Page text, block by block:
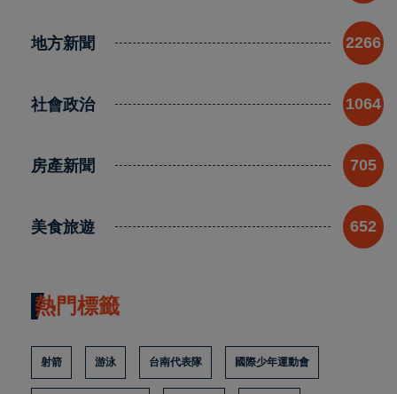
地方新聞 2266
社會政治 1064
房產新聞 705
美食旅遊 652
熱門標籤
射箭 游泳 台南代表隊 國際少年運動會